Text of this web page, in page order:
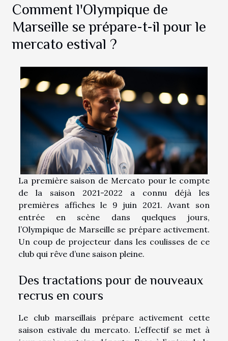
Comment l'Olympique de
Marseille se prépare-t-il pour le
mercato estival ?
La première saison de Mercato pour le compte
de la saison 2021-2022 a connu déjà les
premières affiches le 9 juin 2021. Avant son
entrée en scène dans quelques jours,
l’Olympique de Marseille se prépare activement.
Un coup de projecteur dans les coulisses de ce
club qui rêve d’une saison pleine.
Des tractations pour de nouveaux
recrus en cours
Le club marseillais prépare activement cette
saison estivale du mercato. L’effectif se met à